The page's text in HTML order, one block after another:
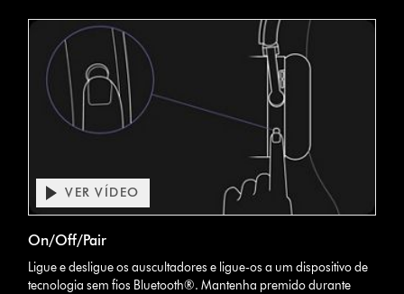
Transcript
Abrir
a
transcrição
do
vídeo
VER VÍDEO
On/Off/Pair
Ligue e desligue os auscultadores e ligue-os a um dispositivo de
tecnologia sem fios Bluetooth®. Mantenha premido durante